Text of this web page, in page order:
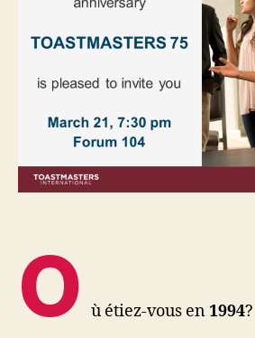
O ù étiez-vous en1994?